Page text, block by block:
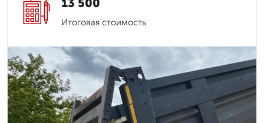
13 500
Итоговая стоимость